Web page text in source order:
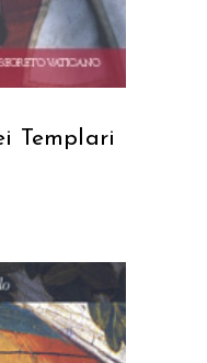
Templari